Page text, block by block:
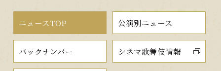
ニュースTOP 公演別ニュース
バックナンバー シネマ歌舞伎情報